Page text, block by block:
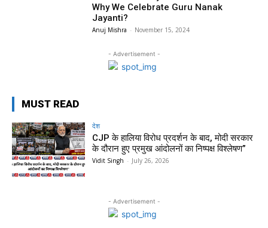
Why We Celebrate Guru Nanak
Jayanti?
Anuj Mishra - November 15, 2024
- Advertisement -
MUST READ
देश
CJP के हालिया विरोध प्रदर्शन के बाद, मोदी सरकार
के दौरान हुए प्रमुख आंदोलनों का निष्पक्ष विश्लेषण”
Vidit Singh - July 26, 2026
- Advertisement -